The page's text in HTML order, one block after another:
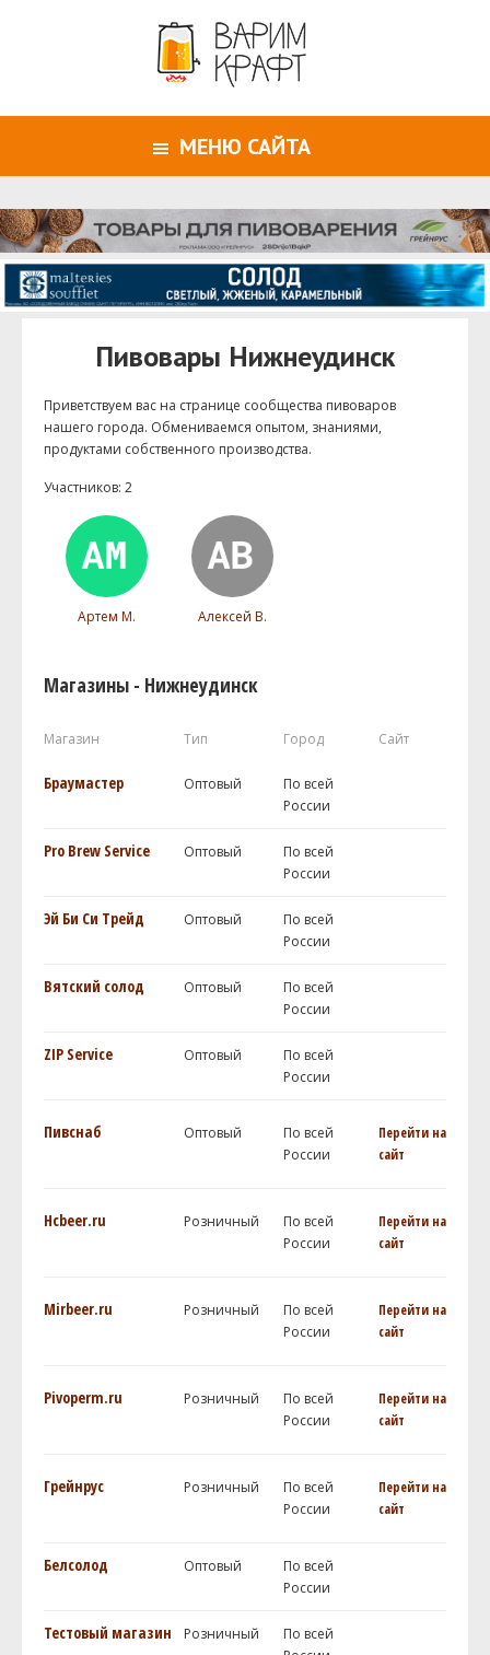
МЕНЮ САЙТА
Пивовары Нижнеудинск
Приветствуем ваc на странице сообщества пивоваров
нашего города. Обмениваемся опытом, знаниями,
продуктами собственного производства.
Участников: 2
Артем М. Алексей В.
Магазины - Нижнеудинск
Магазин Тип Город Сайт
Браумастер Оптовый
По всей
России
Pro Brew Service Оптовый
По всей
России
Эй Би Си Трейд Оптовый
По всей
России
Вятский солод Оптовый
По всей
России
ZIP Service Оптовый
По всей
России
Пивснаб Оптовый
По всей
России
Перейти на
сайт
Hcbeer.ru Розничный
По всей
России
Перейти на
сайт
Mirbeer.ru Розничный
По всей
России
Перейти на
сайт
Pivoperm.ru Розничный
По всей
России
Перейти на
сайт
Грейнрус Розничный
По всей
России
Перейти на
сайт
Белсолод Оптовый
По всей
России
Тестовый магазин Розничный
По всей